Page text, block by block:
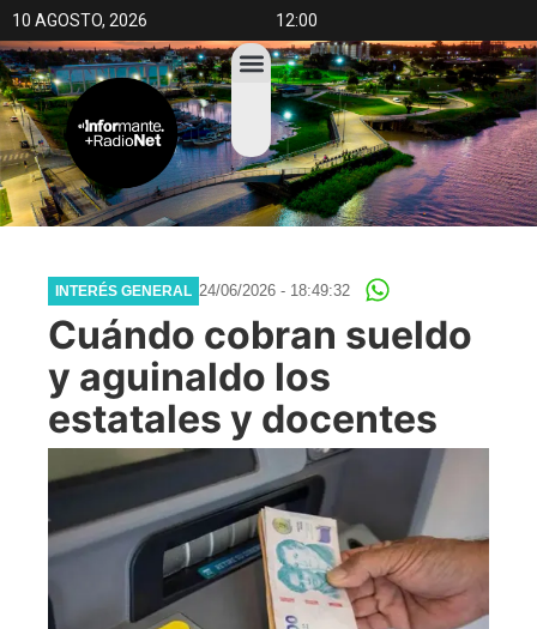
10 AGOSTO, 2026 12:00
INTERÉS GENERAL 24/06/2026 - 18:49:32
Cuándo cobran sueldo
y aguinaldo los
estatales y docentes